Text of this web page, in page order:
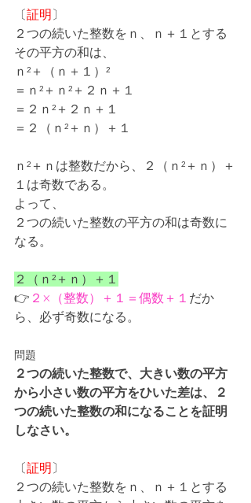
〔証明〕
２つの続いた整数をｎ、ｎ＋１とする
その平方の和は、
ｎ²＋（ｎ＋１）²
＝ｎ²＋ｎ²＋２ｎ＋１
＝２ｎ²＋２ｎ＋１
＝２（ｎ²＋ｎ）＋１
ｎ²＋ｎは整数だから、２（ｎ²＋ｎ）＋
１は奇数である。
よって、
２つの続いた整数の平方の和は奇数に
なる。
２（ｎ²＋ｎ）＋１
👉 ２×（整数）＋１＝偶数＋１ だか
ら、必ず奇数になる。
問題
２つの続いた整数で、大きい数の平方
から小さい数の平方をひいた差は、２
つの続いた整数の和になることを証明
しなさい。
〔証明〕
２つの続いた整数をｎ、ｎ＋１とする